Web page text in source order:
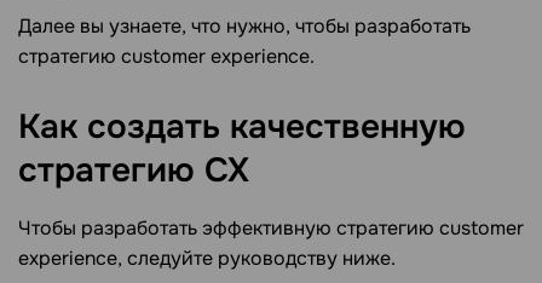
Далее вы узнаете, что нужно, чтобы разработать
стратегию customer experience.
Как создать качественную
стратегию CX
Чтобы разработать эффективную стратегию customer
experience, следуйте руководству ниже.